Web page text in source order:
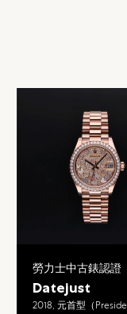
勞力士中古錶認證
Datejust
2018, 元首型（